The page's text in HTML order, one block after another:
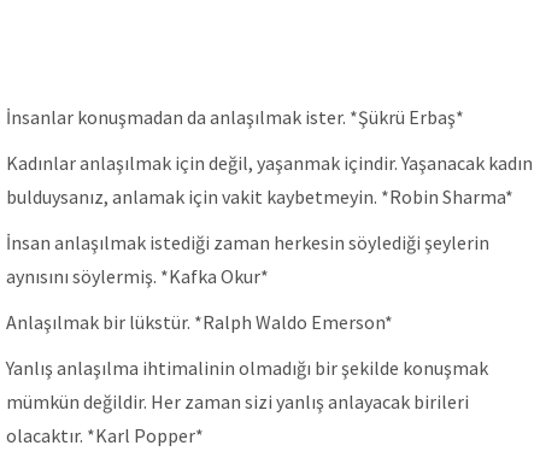
İnsanlar konuşmadan da anlaşılmak ister. *Şükrü Erbaş*
Kadınlar anlaşılmak için değil, yaşanmak içindir. Yaşanacak kadın
bulduysanız, anlamak için vakit kaybetmeyin. *Robin Sharma*
İnsan anlaşılmak istediği zaman herkesin söylediği şeylerin
aynısını söylermiş. *Kafka Okur*
Anlaşılmak bir lükstür. *Ralph Waldo Emerson*
Yanlış anlaşılma ihtimalinin olmadığı bir şekilde konuşmak
mümkün değildir. Her zaman sizi yanlış anlayacak birileri
olacaktır. *Karl Popper*